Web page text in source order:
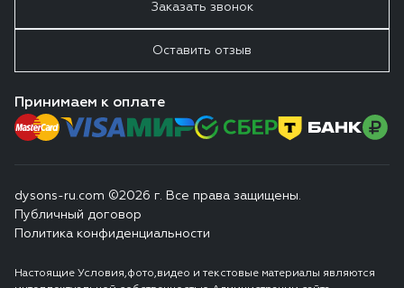
Заказать звонок
Оставить отзыв
Принимаем к оплате
dysons-ru.com ©2026 г. Все права защищены.
Публичный договор
Политика конфиденциальности
Настоящие Условия,фото,видео и текстовые материалы являются